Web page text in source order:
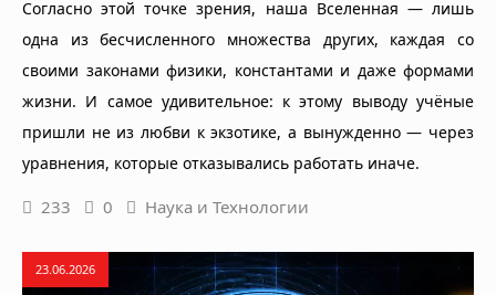
Согласно этой точке зрения, наша Вселенная — лишь
одна из бесчисленного множества других, каждая со
своими законами физики, константами и даже формами
жизни. И самое удивительное: к этому выводу учёные
пришли не из любви к экзотике, а вынужденно — через
уравнения, которые отказывались работать иначе.
233 0 Наука и Технологии
23.06.2026